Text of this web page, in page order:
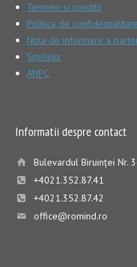
Termeni si conditii
Politica de confidentialitate
Nota de informare a
Sitelinks
ANPC
Informatii despre contact
Bulevardul Biruinţei Nr.
+4021.352.87.41
+4021.352.87.42
office@romind.ro